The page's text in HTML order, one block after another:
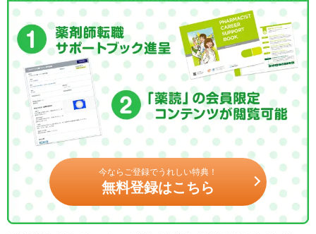
今ならご登録でうれしい特典！
無料登録はこちら